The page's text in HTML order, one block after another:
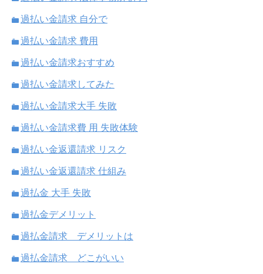
過払い金請求 自分で
過払い金請求 費用
過払い金請求おすすめ
過払い金請求してみた
過払い金請求大手 失敗
過払い金請求費 用 失敗体験
過払い金返還請求 リスク
過払い金返還請求 仕組み
過払金 大手 失敗
過払金デメリット
過払金請求 デメリットは
過払金請求 どこがいい